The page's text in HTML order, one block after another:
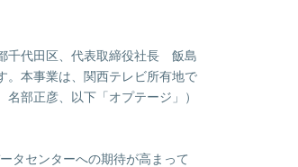
千代田区、代表取締役社長 飯島
。本事業は、関西テレビ所有地で
部正彦、以下「オプテージ」）
タセンターへの期待が高まって